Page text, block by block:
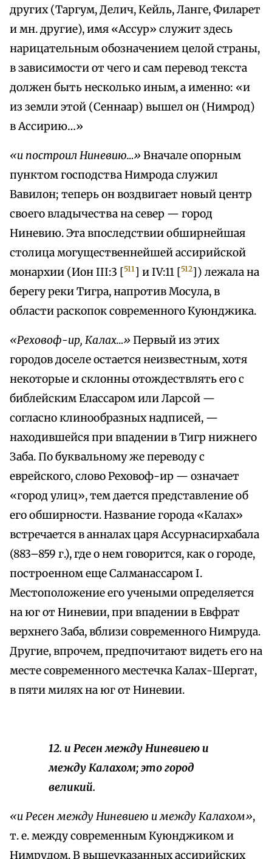
других (Таргум, Делич, Кейль, Ланге, Филарет
и мн. другие), имя «Ассур» служит здесь
нарицательным обозначением целой страны,
в зависимости от чего и сам перевод текста
должен быть несколько иным, а именно: «и
из земли этой (Сеннаар) вышел он (Нимрод)
в Ассирию…»
«и построил Ниневию…» Вначале опорным
пунктом господства Нимрода служил
Вавилон; теперь он воздвигает новый центр
своего владычества на север — город
Ниневию. Эта впоследствии обширнейшая
столица могущественнейшей ассирийской
монархии (Ион III:3 [511] и IV:11 [512]) лежала на
берегу реки Тигра, напротив Мосула, в
области раскопок современного Куюнджика.
«Реховоф-ир, Калах…» Первый из этих
городов доселе остается неизвестным, хотя
некоторые и склонны отождествлять его с
библейским Елассаром или Ларсой —
согласно клинообразных надписей, —
находившейся при впадении в Тигр нижнего
Заба. По буквальному же переводу с
еврейского, слово Реховоф-ир — означает
«город улиц», тем дается представление об
его обширности. Название города «Калах»
встречается в анналах царя Ассурнасирхабала
(883–859 г.), где о нем говорится, как о городе,
построенном еще Салманассаром I.
Местоположение его учеными определяется
на юг от Ниневии, при впадении в Евфрат
верхнего Заба, вблизи современного Нимруда.
Другие, впрочем, предпочитают видеть его на
месте современного местечка Калах-Шергат,
в пяти милях на юг от Ниневии.
12. и Ресен между Ниневиею и
между Калахом; это город
великий.
«и Ресен между Ниневиею и между Калахом»,
т. е. между современным Куюнджиком и
Нимрудом. В вышеуказанных ассирийских